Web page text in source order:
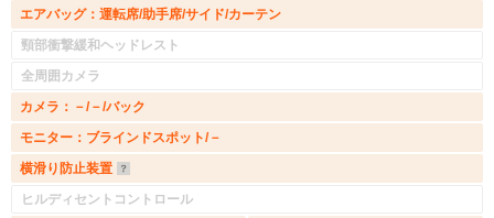
エアバッグ：運転席/助手席/サイド/カーテン
頸部衝撃緩和ヘッドレスト
全周囲カメラ
カメラ：－/－/バック
モニター：ブラインドスポット/－
横滑り防止装置
ヒルディセントコントロール